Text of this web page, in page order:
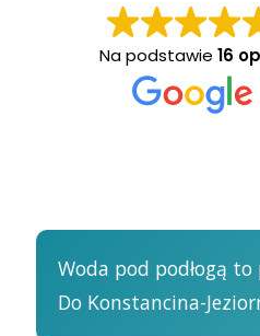
Na podstawie 16
Woda pod podłogą
Do Konstancina-